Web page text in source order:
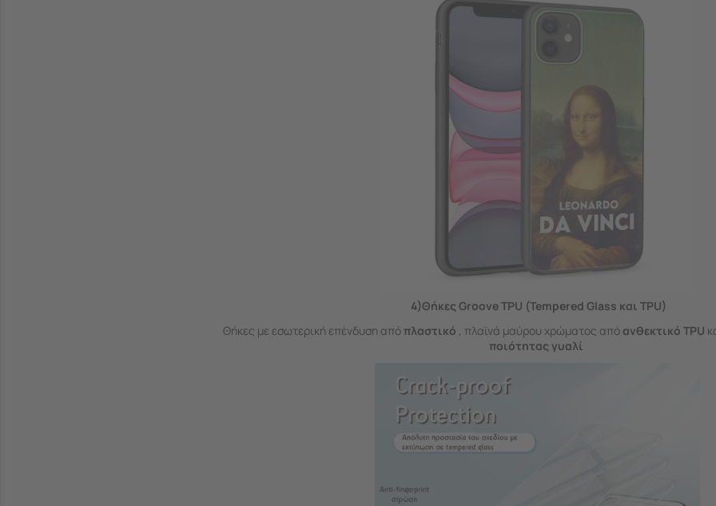
4)Θήκες Groove TPU (Tempered Glass και TPU)
Θήκες με εσωτερική επένδυση από πλαστικό , πλαϊνά μαύρου χρώματος από ανθεκτικό TPU
ποιότητας γυαλί